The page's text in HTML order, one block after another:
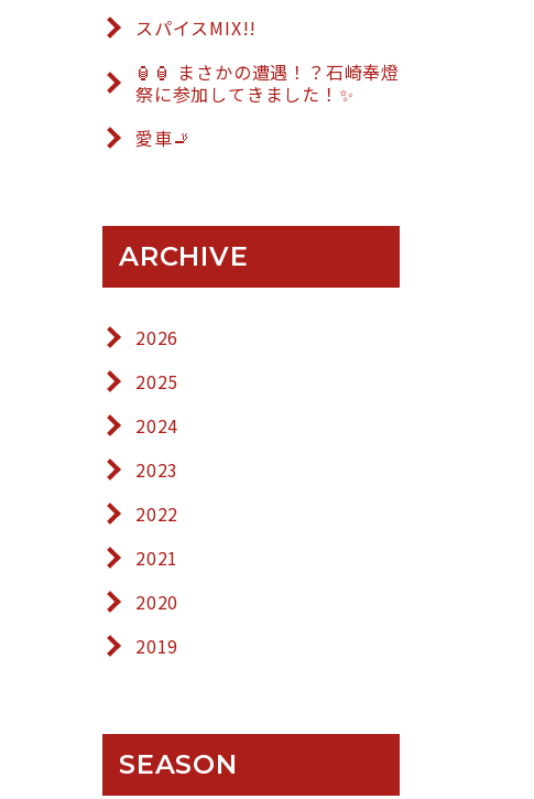
スパイスMIX!!
🏮🏮 まさかの遭遇！？石崎奉燈
祭に参加してきました！✨
愛車🚬
ARCHIVE
2026
2025
2024
2023
2022
2021
2020
2019
SEASON